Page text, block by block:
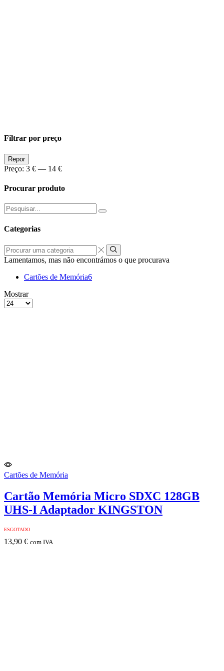
Filtrar por preço
Preço
Min
Preço
Max
Repor
Preço: 3 € — 14 €
Procurar produto
Pesquisar
por:
Categorias
uma
categoria
Lamentamos, mas não encontrámos o que procurava
Cartões de Memória6
grelha
de
Lista
Mostrar
Produtos
Cartões de Memória
Cartão Memória Micro SDXC 128GB
UHS-I Adaptador KINGSTON
ESGOTADO
13,90 € com IVA